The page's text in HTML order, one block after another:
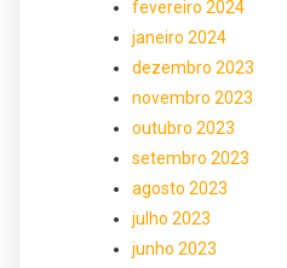
fevereiro 2024
janeiro 2024
dezembro 2023
novembro 2023
outubro 2023
setembro 2023
agosto 2023
julho 2023
junho 2023